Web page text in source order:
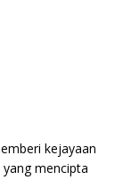
kejayaan
mencipta